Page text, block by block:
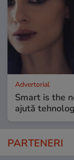
Advertorial
Smart is the
ajută
PARTENERI